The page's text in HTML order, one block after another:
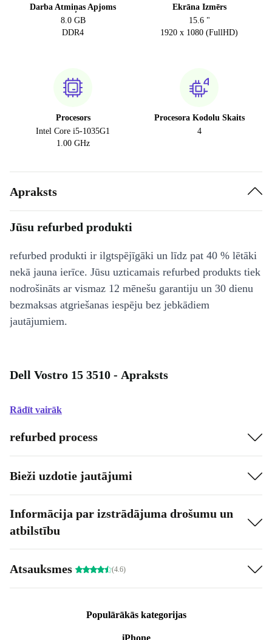
Darba Atmiņas Apjoms
8.0 GB
DDR4
Ekrāna Izmērs
15.6 "
1920 x 1080 (FullHD)
Procesors
Intel Core i5-1035G1
1.00 GHz
Procesora Kodolu Skaits
4
Apraksts
Jūsu refurbed produkti
refurbed produkti ir ilgtspējīgāki un līdz pat 40 % lētāki
nekā jauna ierīce. Jūsu uzticamais refurbed produkts tiek
nodrošināts ar vismaz 12 mēnešu garantiju un 30 dienu
bezmaksas atgriešanas iespēju bez jebkādiem
jautājumiem.
Dell Vostro 15 3510 - Apraksts
Rādīt vairāk
refurbed process
Bieži uzdotie jautājumi
Informācija par izstrādājuma drošumu un
atbilstību
Atsauksmes (4.6)
Populārākās kategorijas
iPhone